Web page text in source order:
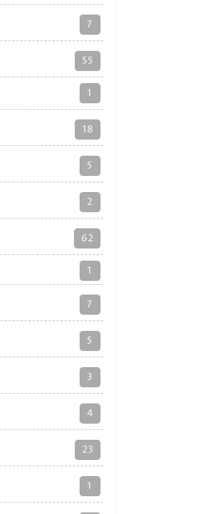
7
55
1
18
5
2
62
1
7
5
3
4
23
1